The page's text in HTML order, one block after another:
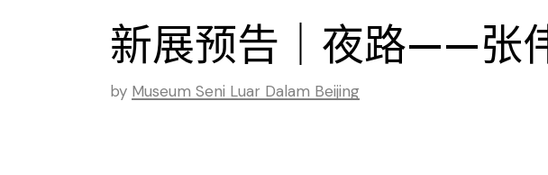
新展预告｜夜路——张
by Museum Seni Luar Dalam Beijing